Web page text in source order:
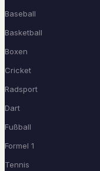
Baseball
Basketball
Boxen
Cricket
Radsport
Dart
Fußball
Formel 1
Tennis